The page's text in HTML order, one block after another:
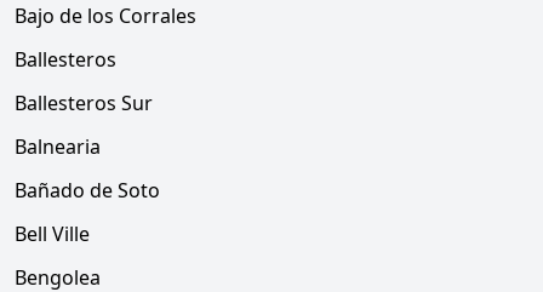
Bajo de los Corrales
Ballesteros
Ballesteros Sur
Balnearia
Bañado de Soto
Bell Ville
Bengolea